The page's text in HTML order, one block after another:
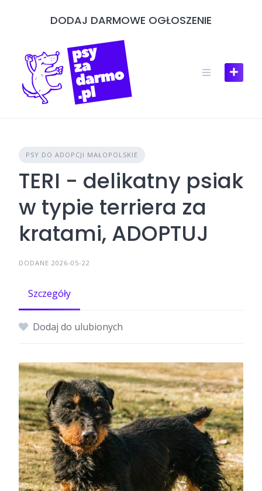
DODAJ DARMOWE OGŁOSZENIE
PSY DO ADOPCJI MAŁOPOLSKIE
TERI - delikatny psiak
w typie terriera za
kratami, ADOPTUJ
DODANE 2026-05-22
Szczegóły
Dodaj do ulubionych